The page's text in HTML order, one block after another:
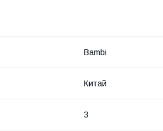
Bambi
Китай
3